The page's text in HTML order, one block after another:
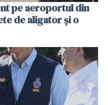
pe aeroportul din
de aligator și o